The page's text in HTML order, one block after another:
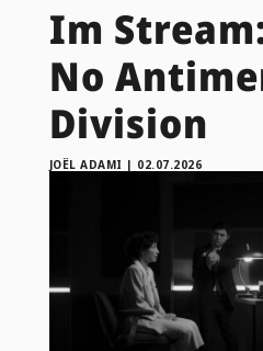
Im
No
Division
JOËL ADAMI | 02.07.2026